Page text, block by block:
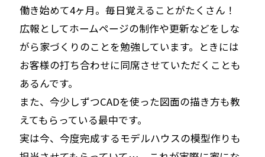
働き始めて4ヶ月。毎日覚えることがたくさん！
広報としてホームページの制作や更新などをしな
がら家づくりのことを勉強しています。ときには
お客様の打ち合わせに同席させていただくことも
あるんです。
また、今少しずつCADを使った図面の描き方も教
えてもらっている最中です。
実は今、今度完成するモデルハウスの模型作りも